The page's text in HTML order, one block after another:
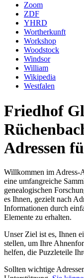
Zoom
ZDF
YHRD
Wortherkunft
Workshop
Woodstock
Windsor
William
Wikipedia
Westfalen
Friedhof
Adressen
Willkommen im Adress-
eine umfangreiche
genealogischen
es Ihnen, gezielt nach
Informationen durch
Elemente zu erhalten.
Unser Ziel ist es, Ihnen
stellen, um Ihre
helfen, die Puzzleteile
Sollten wichtige